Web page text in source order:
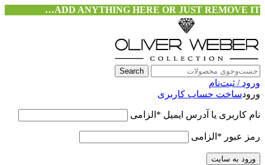
ADD ANYTHING HERE OR JUST REMOVE IT…
Search
ورود / ثبت‌نام
ورودساخت حساب کاربری
نام کاربری یا آدرس ایمیل * الزامی
رمز عبور * الزامی
ورود به سایت